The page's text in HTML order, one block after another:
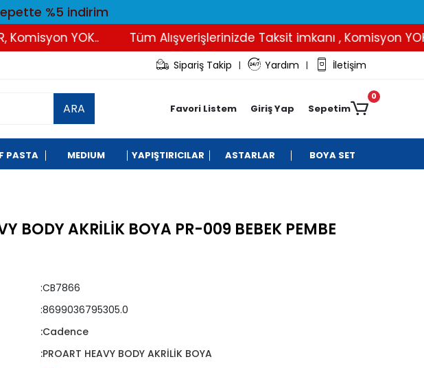
%5 indirim
YOK.. Tüm Alışverişlerinizde Taksit imkanı , Komisyon YOK..
Sipariş Takip | Yardım | İletişim
ARA Favori Listem Giriş Yap Sepetim
0
PASTA MEDIUM YAPIŞTIRICILAR ASTARLAR BOYA SET
BODY AKRİLİK BOYA PR-009 BEBEK PEMBE
:CB7866
:8699036795305.0
:Cadence
:PROART HEAVY BODY AKRİLİK BOYA